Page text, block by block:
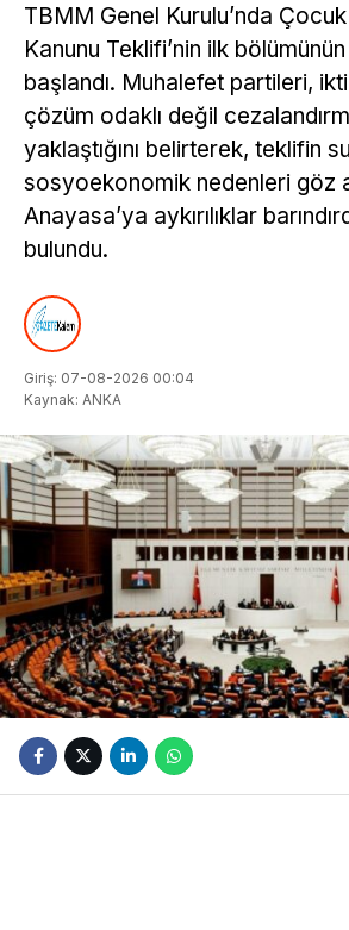
TBMM Genel Kurulu’nda
Kanunu Teklifi’nin ilk
başlandı. Muhalefet partileri,
çözüm odaklı değil
yaklaştığını belirterek, teklifin
sosyoekonomik nedenleri göz
Anayasa’ya aykırılıklar
bulundu.
Giriş: 07-08-2026 00:04
Kaynak: ANKA